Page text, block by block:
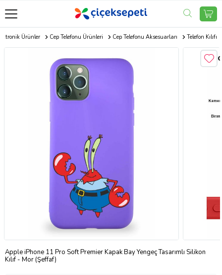
Ürünler Cep Telefonu Ürünleri Cep Telefonu Aksesuarları Telefon Kılıfı
Apple iPhone 11 Pro Soft Premier Kapak Bay Yengeç Tasarımlı Silikon
Kılıf - Mor (Şeffaf)